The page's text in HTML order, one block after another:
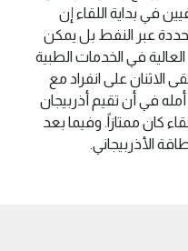
في بداية اللقاء إن
عبر النفط بل يمكن
في الخدمات الطبية
الاثنان على انفراد مع
في أن تقيم أذربيجان
كان ممتازاً. وفيما بعد
الأذربيجاني.